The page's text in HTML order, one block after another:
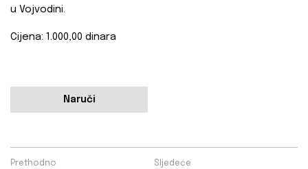
u Vojvodini.
Cijena: 1.000,00 dinara
Naruči
Prethodno Sljedeće